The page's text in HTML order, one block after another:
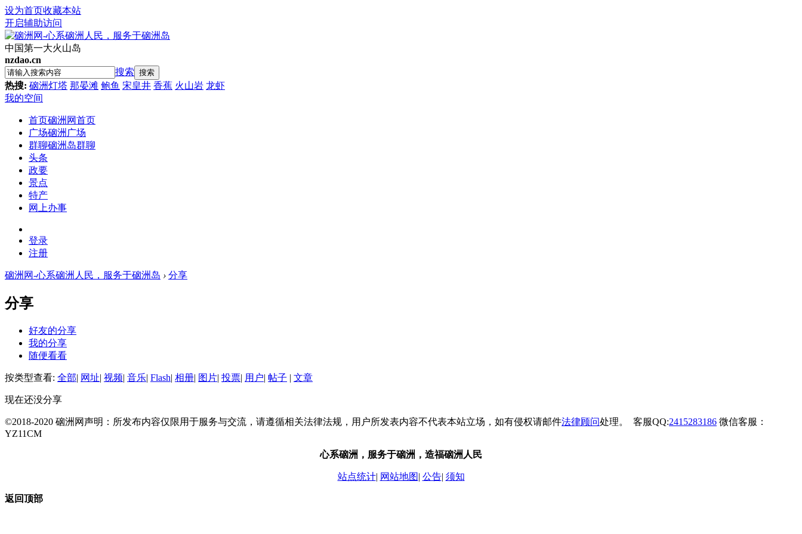
设为首页收藏本站
开启辅助访问
中国第一大火山岛
nzdao.cn
搜索 搜索
热搜: 硇洲灯塔 那晏滩 鲍鱼 宋皇井 香蕉 火山岩 龙虾
我的空间
首页硇洲网首页
广场硇洲广场
群聊硇洲岛群聊
头条
政要
景点
特产
网上办事
登录
注册
硇洲网-心系硇洲人民，服务于硇洲岛 › 分享
分享
好友的分享
我的分享
随便看看
按类型查看: 全部| 网址| 视频| 音乐| Flash| 相册| 图片| 投票| 用户| 帖子 | 文章
现在还没分享
©2018-2020 硇洲网声明：所发布内容仅限用于服务与交流，请遵循相关法律法规，用户所发表内容不代表本站立场，如有侵权请邮件法律顾问处理。 客服QQ:2415283186 微信客服：
YZ11CM
心系硇洲，服务于硇洲，造福硇洲人民
站点统计| 网站地图| 公告| 须知
返回顶部